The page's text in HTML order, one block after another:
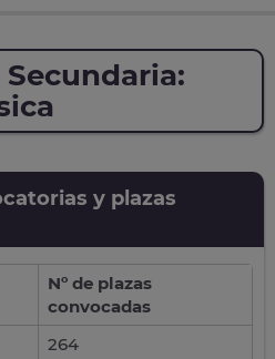
y plazas
Nº de plazas
convocadas
264